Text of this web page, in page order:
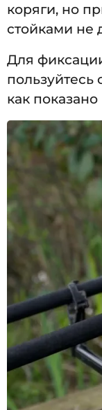
коряги, но
стойками не
Для
как